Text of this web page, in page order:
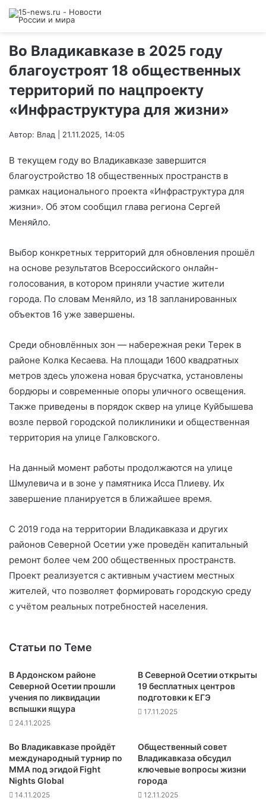
Во Владикавказе в 2025 году
благоустроят 18 общественных
территорий по нацпроекту
«Инфраструктура для жизни»
Автор: Влад | 21.11.2025, 14:05
В текущем году во Владикавказе завершится
благоустройство 18 общественных пространств в
рамках национального проекта «Инфраструктура для
жизни». Об этом сообщил глава региона Сергей
Меняйло.
Выбор конкретных территорий для обновления прошёл
на основе результатов Всероссийского онлайн-
голосования, в котором приняли участие жители
города. По словам Меняйло, из 18 запланированных
объектов 16 уже завершены.
Среди обновлённых зон — набережная реки Терек в
районе Колка Кесаева. На площади 1600 квадратных
метров здесь уложена новая брусчатка, установлены
бордюры и современные опоры уличного освещения.
Также приведены в порядок сквер на улице Куйбышева
возле первой городской поликлиники и общественная
территория на улице Галковского.
На данный момент работы продолжаются на улице
Шмулевича и в зоне у памятника Исса Плиеву. Их
завершение планируется в ближайшее время.
С 2019 года на территории Владикавказа и других
районов Северной Осетии уже проведён капитальный
ремонт более чем 200 общественных пространств.
Проект реализуется с активным участием местных
жителей, что позволяет формировать городскую среду
с учётом реальных потребностей населения.
Статьи по Теме
В Ардонском районе
Северной Осетии прошли
учения по ликвидации
вспышки ящура
24.11.2025
В Северной Осетии открыты
19 бесплатных центров
подготовки к ЕГЭ
17.11.2025
Во Владикавказе пройдёт
международный турнир по
ММА под эгидой Fight
Nights Global
14.11.2025
Общественный совет
Владикавказа обсудил
ключевые вопросы жизни
города
12.11.2025